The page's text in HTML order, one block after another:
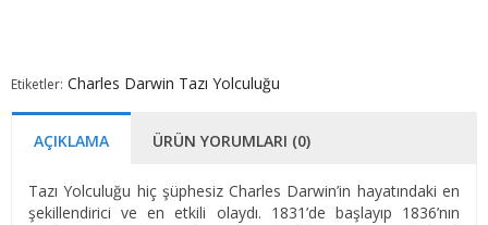
Etiketler: Charles Darwin Tazı Yolculuğu
AÇIKLAMA ÜRÜN YORUMLARI (0)
Tazı Yolculuğu hiç şüphesiz Charles Darwin’in hayatındaki en
şekillendirici ve en etkili olaydı. 1831’de başlayıp 1836’nın